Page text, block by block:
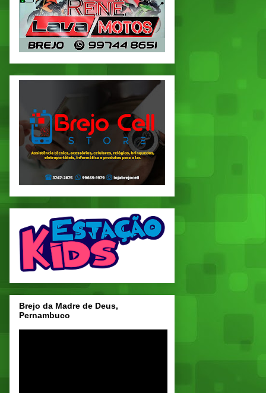
Brejo da Madre de Deus,
Pernambuco